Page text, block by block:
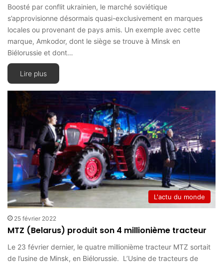
Boosté par conflit ukrainien, le marché soviétique
s’approvisionne désormais quasi-exclusivement en marques
locales ou provenant de pays amis. Un exemple avec cette
marque, Amkodor, dont le siège se trouve à Minsk en
Biélorussie et dont…
Lire plus
L'actu du monde
25 février 2022
MTZ (Belarus) produit son 4 millionième tracteur
Le 23 février dernier, le quatre millionième tracteur MTZ sortait
de l’usine de Minsk, en Biélorussie. L’Usine de tracteurs de